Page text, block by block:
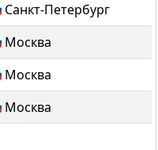
Санкт-Петербург
Москва
Москва
Москва